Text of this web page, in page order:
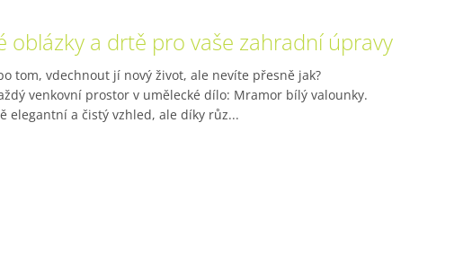
a drtě pro vaše zahradní úpravy
tom, vdechnout jí nový život, ale nevíte přesně jak?
venkovní prostor v umělecké dílo: Mramor bílý valounky.
elegantní a čistý vzhled, ale díky růz...